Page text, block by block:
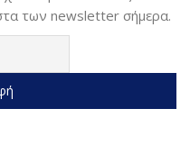
των newsletter σήμερα.